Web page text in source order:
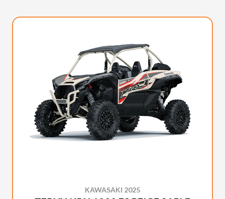
KAWASAKI 2025